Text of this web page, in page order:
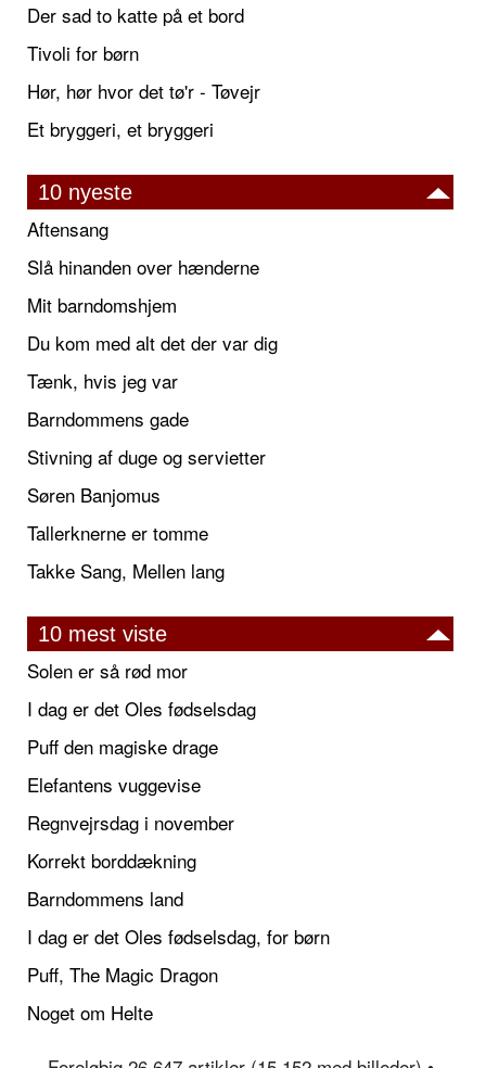
Der sad to katte på et bord
Tivoli for børn
Hør, hør hvor det tø'r - Tøvejr
Et bryggeri, et bryggeri
10 nyeste
Aftensang
Slå hinanden over hænderne
Mit barndomshjem
Du kom med alt det der var dig
Tænk, hvis jeg var
Barndommens gade
Stivning af duge og servietter
Søren Banjomus
Tallerknerne er tomme
Takke Sang, Mellen lang
10 mest viste
Solen er så rød mor
I dag er det Oles fødselsdag
Puff den magiske drage
Elefantens vuggevise
Regnvejrsdag i november
Korrekt borddækning
Barndommens land
I dag er det Oles fødselsdag, for børn
Puff, The Magic Dragon
Noget om Helte